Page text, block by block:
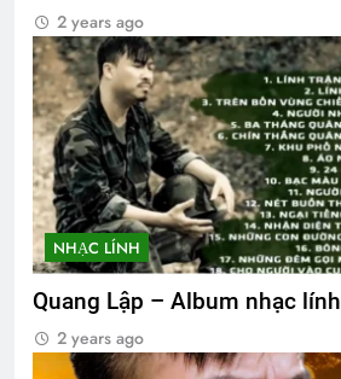
2 years ago
NHẠC LÍNH
Quang Lập – Album nhạc lính
2 years ago